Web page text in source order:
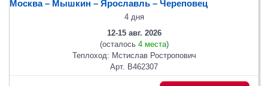
Москва – Мышкин – Ярославль – Череповец
4 дня
12-15 авг. 2026
(осталось 4 места)
Теплоход: Мстислав Ростропович
Арт. В462307